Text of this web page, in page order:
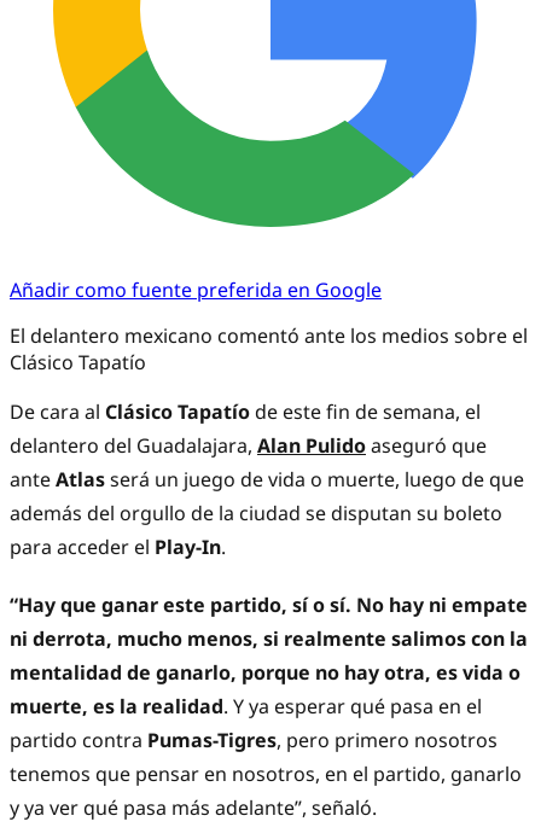
Añadir como fuente preferida en Google
El delantero mexicano comentó ante los medios sobre el
Clásico Tapatío
De cara al Clásico Tapatíode este fin de semana, el
delantero del Guadalajara, Alan Pulidoaseguró que
anteAtlasserá un juego de vida o muerte, luego de que
además del orgullo de la ciudad se disputan su boleto
para acceder el Play-In.
“Hay que ganar este partido, sí o sí. No hay ni empate
ni derrota, mucho menos, si realmente salimos con la
mentalidad de ganarlo, porque no hay otra, es vida o
muerte, es la realidad. Y ya esperar qué pasa en el
partido contra Pumas-Tigres, pero primero nosotros
tenemos que pensar en nosotros, en el partido, ganarlo
y ya ver qué pasa más adelante”, señaló.